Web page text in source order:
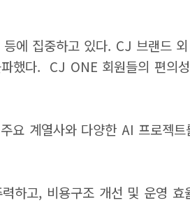
에 집중하고 있다. CJ 브랜드
다. CJ ONE 회원들의 편의
계열사와 다양한 AI 프로젝
하고, 비용구조 개선 및 운영